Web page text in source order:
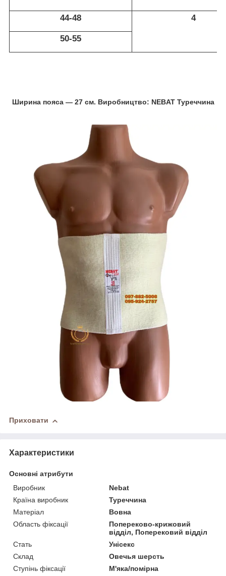
44-48 4
50-55
Ширина пояса — 27 см. Виробництво: NEBAT Туреччина
Приховати
Характеристики
Основні атрибути
Виробник
Nebat
Країна виробник
Туреччина
Матеріал
Вовна
Область фіксації
Попереково-крижовий
відділ, Поперековий відділ
Стать
Унісекс
Склад
Овечья шерсть
Ступінь фіксації
М'яка/помірна